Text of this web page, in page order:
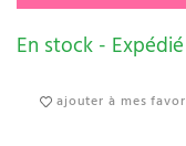
En stock -
ajouter à mes